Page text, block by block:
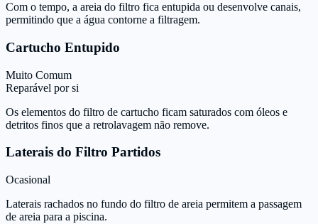
Com o tempo, a areia do filtro fica entupida ou desenvolve canais,
permitindo que a água contorne a filtragem.
Cartucho Entupido
Muito Comum
Reparável por si
Os elementos do filtro de cartucho ficam saturados com óleos e
detritos finos que a retrolavagem não remove.
Laterais do Filtro Partidos
Ocasional
Laterais rachados no fundo do filtro de areia permitem a passagem
de areia para a piscina.